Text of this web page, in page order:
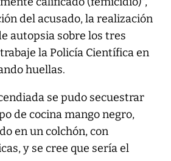
del acusado, la realización
autopsia sobre los tres
la Policía Científica en
huellas.
se pudo secuestrar
de cocina mango negro,
en un colchón, con
y se cree que sería el